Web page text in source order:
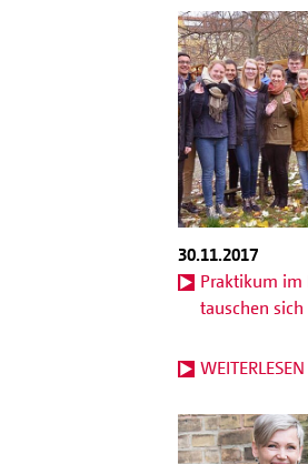
30.11.2017
Praktikum im
tauschen
WEITERLESEN